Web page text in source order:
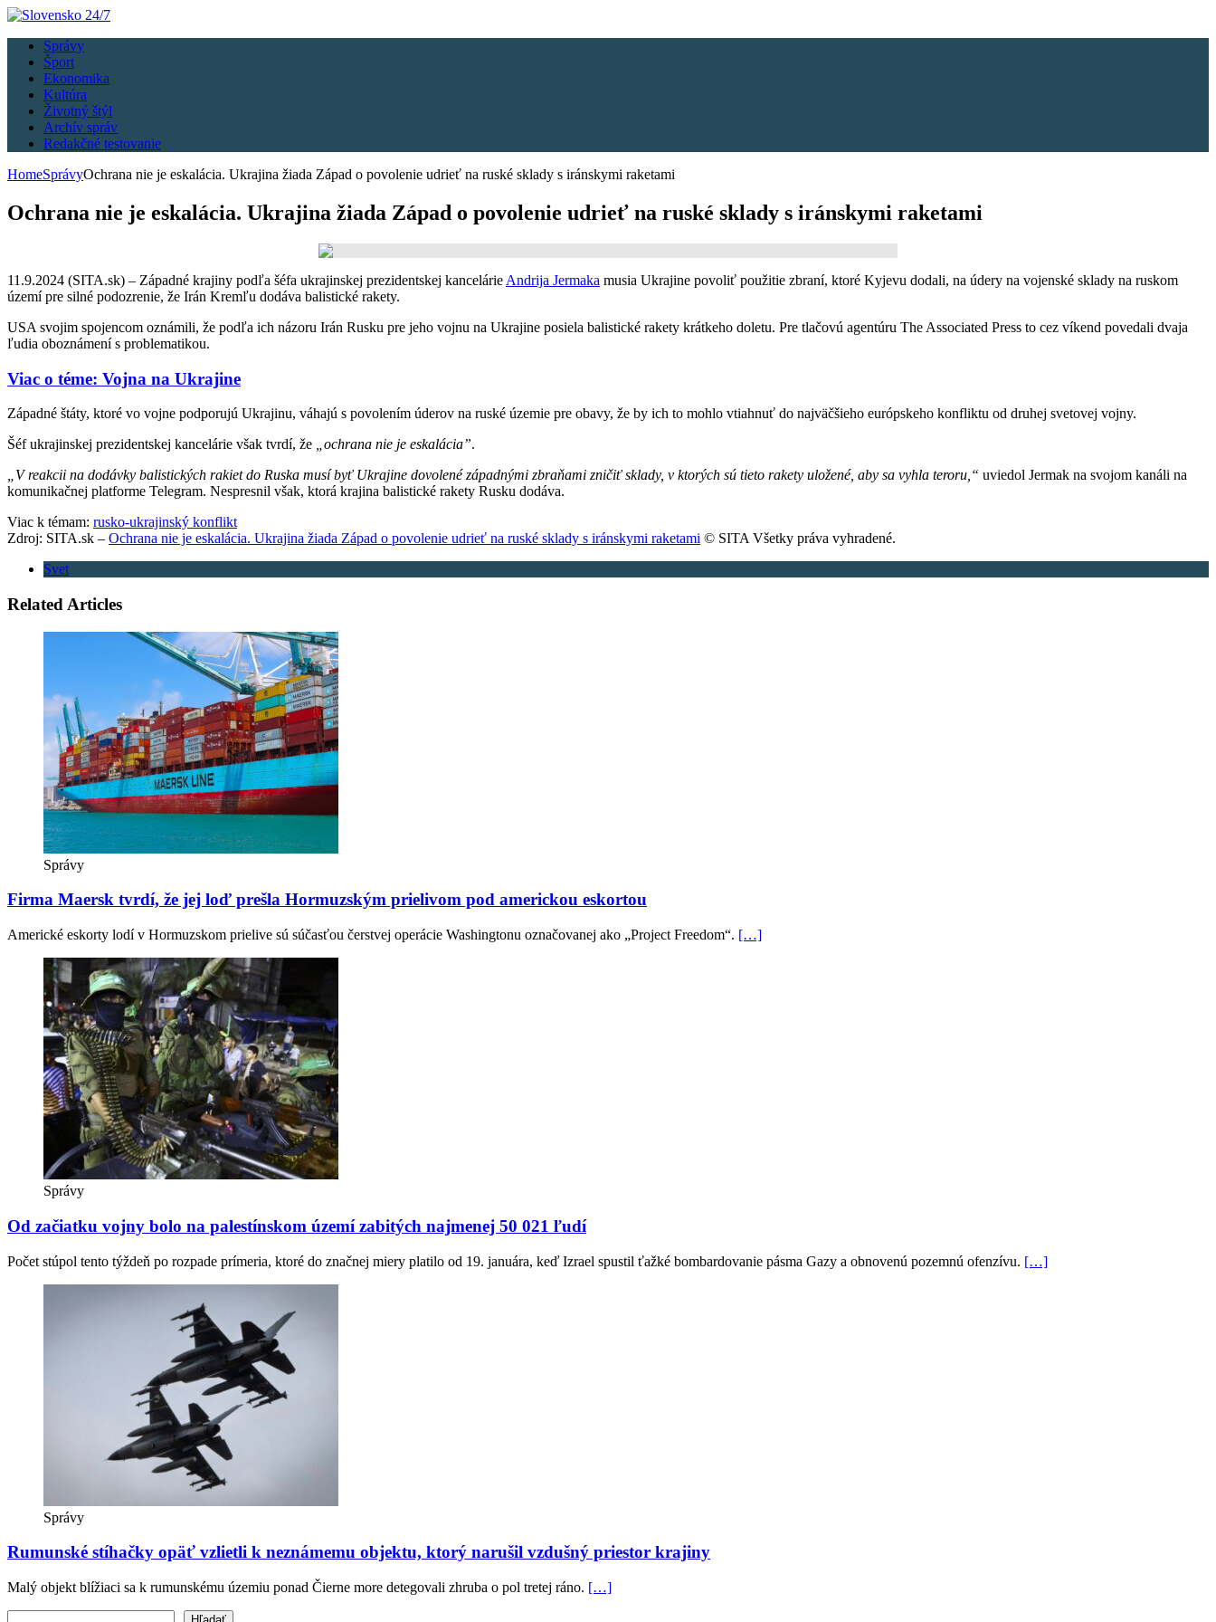
Správy
Šport
Ekonomika
Kultúra
Životný štýl
Archív správ
Redakčné testovanie
HomeSprávyOchrana nie je eskalácia. Ukrajina žiada Západ o povolenie udrieť na ruské sklady s iránskymi raketami
Ochrana nie je eskalácia. Ukrajina žiada Západ o povolenie udrieť na ruské sklady s iránskymi raketami
11.9.2024 (SITA.sk) – Západné krajiny podľa šéfa ukrajinskej prezidentskej kancelárie Andrija Jermaka musia Ukrajine povoliť použitie zbraní, ktoré Kyjevu dodali, na údery na vojenské sklady na ruskom
území pre silné podozrenie, že Irán Kremľu dodáva balistické rakety.
USA svojim spojencom oznámili, že podľa ich názoru Irán Rusku pre jeho vojnu na Ukrajine posiela balistické rakety krátkeho doletu. Pre tlačovú agentúru The Associated Press to cez víkend povedali dvaja
ľudia oboznámení s problematikou.
Viac o téme: Vojna na Ukrajine
Západné štáty, ktoré vo vojne podporujú Ukrajinu, váhajú s povolením úderov na ruské územie pre obavy, že by ich to mohlo vtiahnuť do najväčšieho európskeho konfliktu od druhej svetovej vojny.
Šéf ukrajinskej prezidentskej kancelárie však tvrdí, že
„ochrana nie je eskalácia”.
„V reakcii na dodávky balistických rakiet do Ruska musí byť Ukrajine dovolené západnými zbraňami zničiť sklady, v ktorých sú tieto rakety uložené, aby sa vyhla teroru,“ uviedol Jermak na svojom kanáli na
komunikačnej platforme Telegram. Nespresnil však, ktorá krajina balistické rakety Rusku dodáva.
Viac k témam: rusko-ukrajinský konflikt
Zdroj: SITA.sk – Ochrana nie je eskalácia. Ukrajina žiada Západ o povolenie udrieť na ruské sklady s iránskymi raketami © SITA Všetky práva vyhradené.
Svet
Related Articles
Správy
Firma Maersk tvrdí, že jej loď prešla Hormuzským prielivom pod americkou eskortou
Americké eskorty lodí v Hormuzskom prielive sú súčasťou čerstvej operácie Washingtonu označovanej ako „Project Freedom“. […]
Správy
Od začiatku vojny bolo na palestínskom území zabitých najmenej 50 021 ľudí
Počet stúpol tento týždeň po rozpade prímeria, ktoré do značnej miery platilo od 19. januára, keď Izrael spustil ťažké bombardovanie pásma Gazy a obnovenú pozemnú ofenzívu. […]
Správy
Rumunské stíhačky opäť vzlietli k neznámemu objektu, ktorý narušil vzdušný priestor krajiny
Malý objekt blížiaci sa k rumunskému územiu ponad Čierne more detegovali zhruba o pol tretej ráno. […]